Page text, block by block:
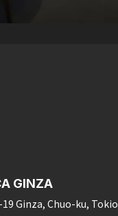
GINZA
19 Ginza, Chuo-ku, Tokio